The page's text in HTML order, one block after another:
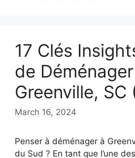
17 Clés
de
Greenville, SC
March 16, 2024
Penser à déménager à
du Sud ? En tant que l’une